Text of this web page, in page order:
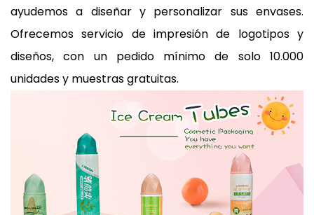
ayudemos a diseñar y personalizar sus envases.
Ofrecemos servicio de impresión de logotipos y
diseños, con un pedido mínimo de solo 10.000
unidades y muestras gratuitas.